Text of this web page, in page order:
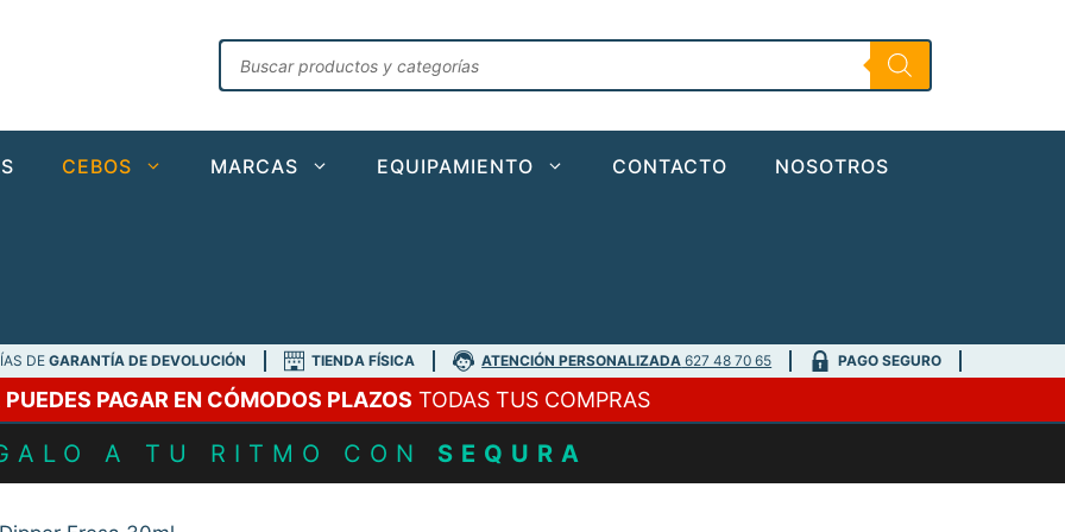
Búsqueda
de
productos
CEBOS MARCAS EQUIPAMIENTO CONTACTO NOSOTROS
DEGARANTÍA DE DEVOLUCIÓN TIENDA FÍSICA ATENCIÓN PERSONALIZADA 627 48 70 65 PAGO SEGURO
PUEDES PAGAR EN CÓMODOS PLAZOS TODAS TUS COMPRAS
A TU RITMO CON SEQURA